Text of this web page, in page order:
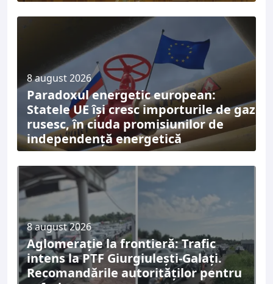
8 august 2026
Paradoxul energetic european:
Statele UE își cresc importurile de gaz
rusesc, în ciuda promisiunilor de
independență energetică
8 august 2026
Aglomerație la frontieră: Trafic
intens la PTF Giurgiulești-Galați.
Recomandările autorităților pentru